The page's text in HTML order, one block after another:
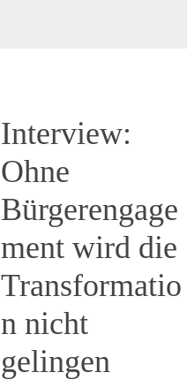
Interview:
Ohne
Bürgerengage
ment wird die
Transformatio
n nicht
gelingen